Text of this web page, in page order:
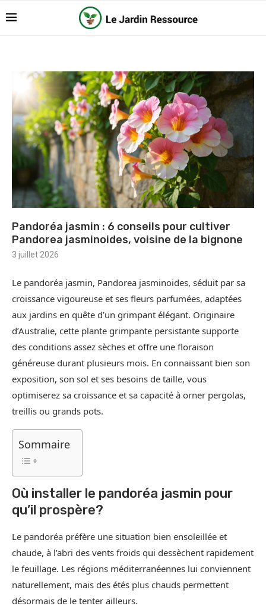
Pandoréa jasmin : 6 conseils pour cultiver
Pandorea jasminoides, voisine de la bignone
3 juillet 2026
Le pandoréa jasmin, Pandorea jasminoides, séduit par sa
croissance vigoureuse et ses fleurs parfumées, adaptées
aux jardins en quête d’un grimpant élégant. Originaire
d’Australie, cette plante grimpante persistante supporte
des conditions assez sèches et offre une floraison
généreuse durant plusieurs mois. En connaissant bien son
exposition, son sol et ses besoins de taille, vous
optimiserez sa croissance et sa capacité à orner pergolas,
treillis ou grands pots.
Sommaire
Où installer le pandoréa jasmin pour
qu’il prospère?
Le pandoréa préfère une situation bien ensoleillée et
chaude, à l’abri des vents froids qui dessèchent rapidement
le feuillage. Les régions méditerranéennes lui conviennent
naturellement, mais des étés plus chauds permettent
désormais de le tenter ailleurs.